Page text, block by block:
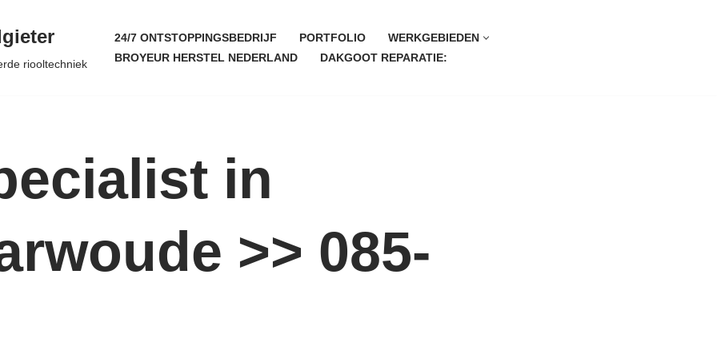
riooltechniek
24/7 ONTSTOPPINGSBEDRIJF PORTFOLIO
WERKGEBIEDEN
BROYEUR HERSTEL NEDERLAND
DAKGOOT REPARATIE:
in
>> 085-